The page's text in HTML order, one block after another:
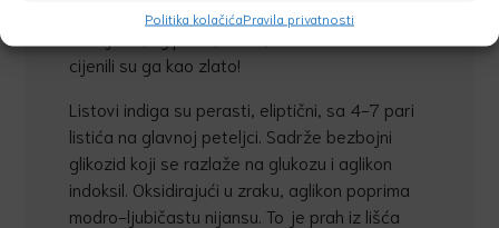
Politika kolačićaPravila privatnosti
imali su priliku koristiti ovaj skupocjeni prah.
cijenili su ga kao zlato!
Listovi indiga su perasti, eliptični, sa 4-7 pari
listića na glavnoj peteljci. Sadrže bezbojni
glikozid koji se razlaže na glukozu i aglikon
indoksil. Oksidirajući u zraku, aglikon poprima
modro-ljubičastu nijansu. To je prah iz lišća